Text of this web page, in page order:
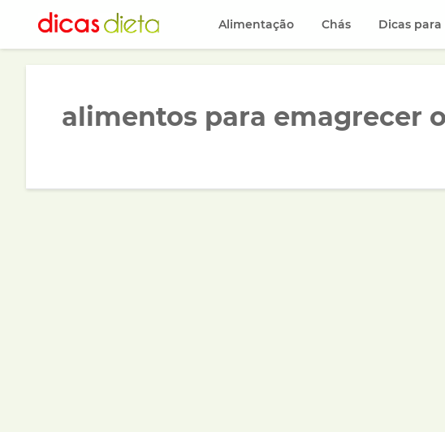
Alimentação Chás Dicas
alimentos para emagrecer